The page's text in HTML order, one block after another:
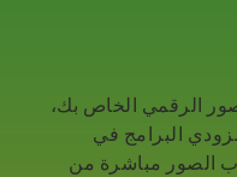
الرقمي الخاص بك،
البرامج في
الصور مباشرة من